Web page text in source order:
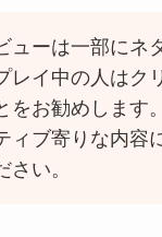
ューは一部にネ
レイ中の人はク
をお勧めします。
ィブ寄りな内容
さい。